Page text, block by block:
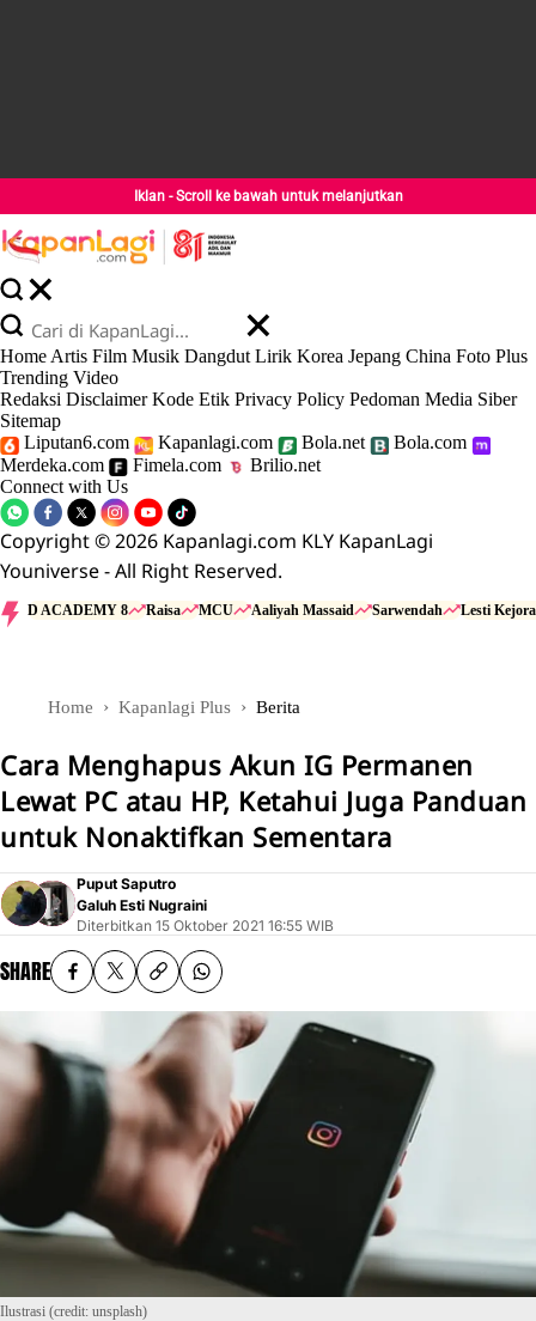
Iklan - Scroll ke bawah untuk melanjutkan
Home Artis Film Musik Dangdut Lirik Korea Jepang China Foto Plus
Trending Video
Redaksi Disclaimer Kode Etik Privacy Policy Pedoman Media Siber
Sitemap
Liputan6.com
Kapanlagi.com Bola.net
Bola.com
Merdeka.com
Fimela.com
Brilio.net
Connect with Us
Copyright © 2026 Kapanlagi.com KLY KapanLagi
Youniverse - All Right Reserved.
D ACADEMY 8 Raisa MCU Aaliyah Massaid Sarwendah Lesti Kejora
Home Kapanlagi Plus Berita
Cara Menghapus Akun IG Permanen
Lewat PC atau HP, Ketahui Juga Panduan
untuk Nonaktifkan Sementara
Puput Saputro
Galuh Esti Nugraini
Diterbitkan 15 Oktober 2021 16:55 WIB
SHARE
Ilustrasi (credit: unsplash)